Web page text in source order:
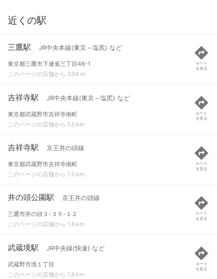
近くの駅
三鷹駅 JR中央本線(東京～塩尻) など
東京都三鷹市下連雀三丁目46-1
このページの店舗から 334 m
ルート
を見る
吉祥寺駅 JR中央本線(東京～塩尻) など
東京都武蔵野市吉祥寺南町
このページの店舗から 1.5 km
ルート
を見る
吉祥寺駅 京王井の頭線
東京都武蔵野市吉祥寺南町
このページの店舗から 1.5 km
ルート
を見る
井の頭公園駅 京王井の頭線
三鷹市井の頭３-３５-１２
このページの店舗から 1.8 km
ルート
を見る
武蔵境駅 JR中央線(快速) など
武蔵野市境１丁目
このページの店舗から 1.8 km
ルート
を見る